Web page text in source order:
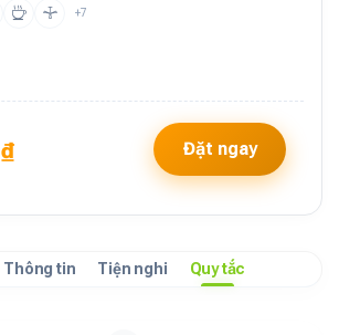
+7
Đặt ngay
Thông tin Tiện nghi Quy tắc